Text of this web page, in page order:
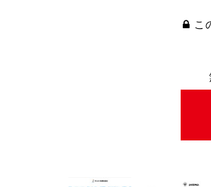
こ